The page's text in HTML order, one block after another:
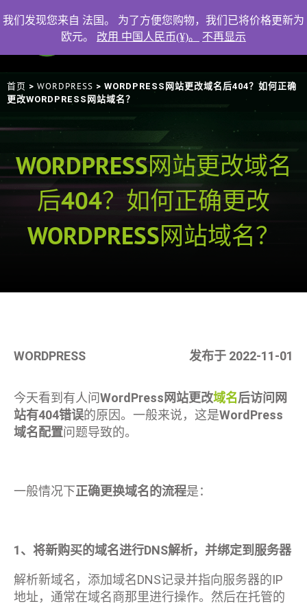
首页 > WORDPRESS > WORDPRESS网站更改域名后404？如何正确
更改WORDPRESS网站域名？
WORDPRESS网站更改域名
后404？如何正确更改
WORDPRESS网站域名？
WORDPRESS 发布于 2022-11-01
今天看到有人问WordPress网站更改域名后访问网
站有404错误的原因。一般来说，这是WordPress
域名配置问题导致的。
一般情况下正确更换域名的流程是：
1、将新购买的域名进行DNS解析，并绑定到服务器
解析新域名，添加域名DNS记录并指向服务器的IP
地址，通常在域名商那里进行操作。然后在托管的
我们发现您来自 法国。 为了方便您购物，我们已将价格更新为
欧元。 改用 中国人民币(¥)。 不再显示